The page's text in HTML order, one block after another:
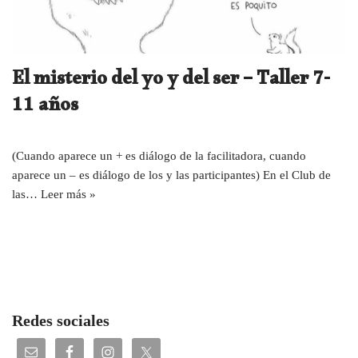
El misterio del yo y del ser – Taller 7-
11 años
(Cuando aparece un + es diálogo de la facilitadora, cuando
aparece un – es diálogo de los y las participantes) En el Club de
las… Leer más »
Redes sociales